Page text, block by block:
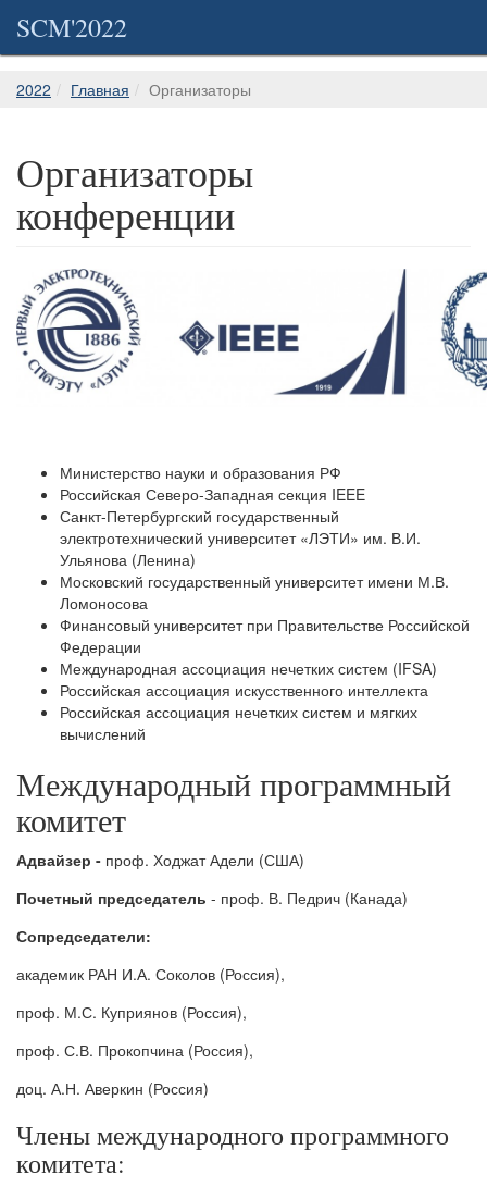
SCM'2022
2022 Главная Организаторы
Организаторы
конференции
Министерство науки и образования РФ
Российская Северо-Западная секция IEEE
Санкт-Петербургский государственный
электротехнический университет «ЛЭТИ» им. В.И.
Ульянова (Ленина)
Московский государственный университет имени М.В.
Ломоносова
Финансовый университет при Правительстве Российской
Федерации
Международная ассоциация нечетких систем (IFSA)
Российская ассоциация искусственного интеллекта
Российская ассоциация нечетких систем и мягких
вычислений
Международный программный
комитет
Адвайзер - проф. Ходжат Адели (США)
Почетный председатель - проф. В. Педрич (Канада)
Сопредседатели:
академик РАН И.А. Соколов (Россия),
проф. М.С. Куприянов (Россия),
проф. С.В. Прокопчина (Россия),
доц. А.Н. Аверкин (Россия)
Члены международного программного
комитета: